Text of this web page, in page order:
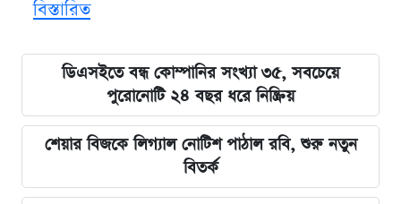
বিস্তারিত
ডিএসইতে বন্ধ কোম্পানির সংখ্যা ৩৫, সবচেয়ে
পুরোনোটি ২৪ বছর ধরে নিষ্ক্রিয়
শেয়ার বিজকে লিগ্যাল নোটিশ পাঠাল রবি, শুরু নতুন
বিতর্ক